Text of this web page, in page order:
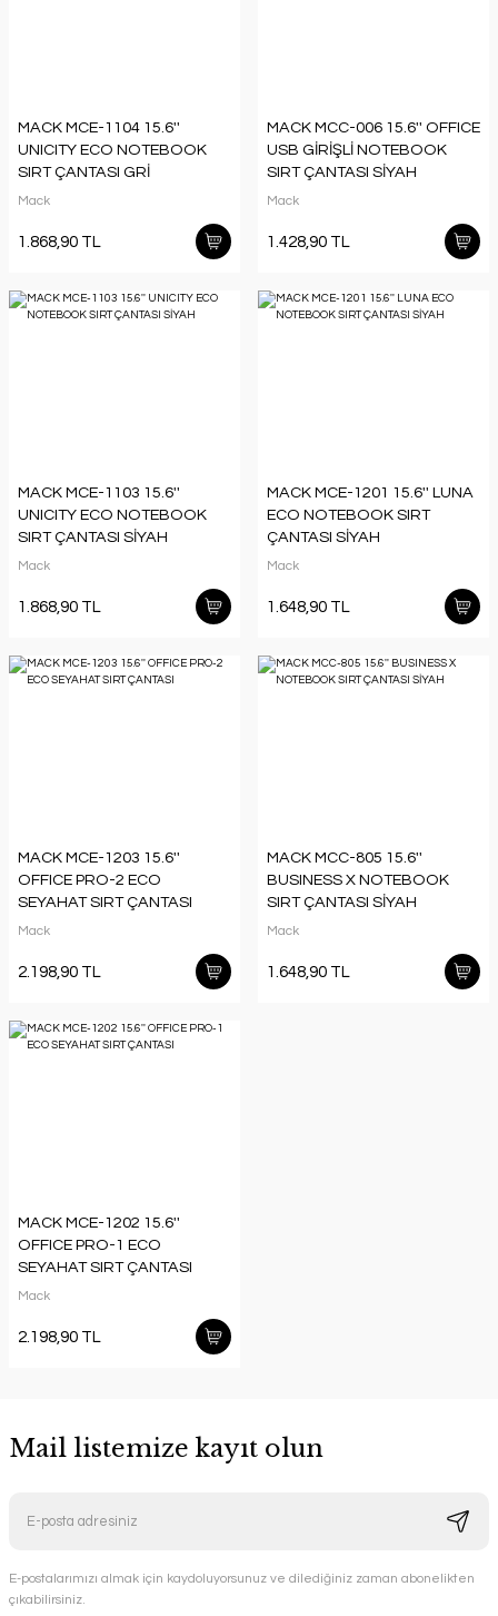
MACK MCE-1104 15.6''
UNICITY ECO NOTEBOOK
SIRT ÇANTASI GRİ
Mack
1.868,90 TL
MACK MCC-006 15.6'' OFFICE
USB GİRİŞLİ NOTEBOOK
SIRT ÇANTASI SİYAH
Mack
1.428,90 TL
MACK MCE-1103 15.6''
UNICITY ECO NOTEBOOK
SIRT ÇANTASI SİYAH
Mack
1.868,90 TL
MACK MCE-1201 15.6'' LUNA
ECO NOTEBOOK SIRT
ÇANTASI SİYAH
Mack
1.648,90 TL
MACK MCE-1203 15.6''
OFFICE PRO-2 ECO
SEYAHAT SIRT ÇANTASI
Mack
2.198,90 TL
MACK MCC-805 15.6''
BUSINESS X NOTEBOOK
SIRT ÇANTASI SİYAH
Mack
1.648,90 TL
MACK MCE-1202 15.6''
OFFICE PRO-1 ECO
SEYAHAT SIRT ÇANTASI
Mack
2.198,90 TL
Mail listemize kayıt olun
E-postalarımızı almak için kaydoluyorsunuz ve dilediğiniz zaman abonelikten
çıkabilirsiniz.